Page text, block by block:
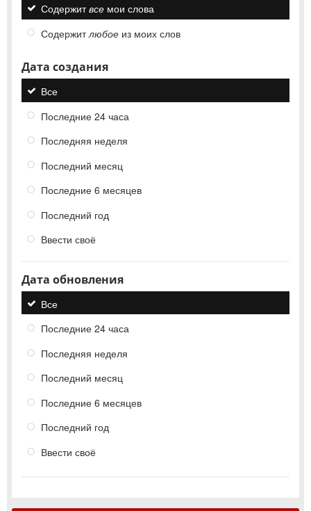
Содержитвсе мои слова
Содержитлюбое из моих слов
Дата создания
Все
Последние 24 часа
Последняя неделя
Последний месяц
Последние 6 месяцев
Последний год
Ввести своё
Дата обновления
Все
Последние 24 часа
Последняя неделя
Последний месяц
Последние 6 месяцев
Последний год
Ввести своё